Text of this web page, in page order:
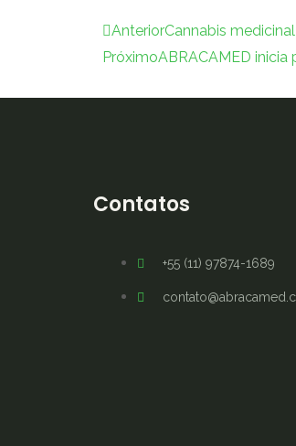
Anterior
AnteriorCannabis
PróximoABRACAMED
Contatos
+55 (11) 97874-1689